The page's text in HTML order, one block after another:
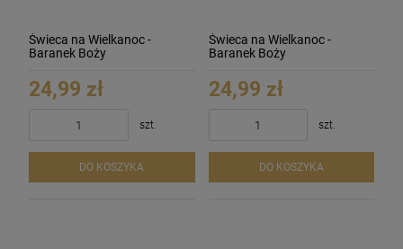
Świeca na Wielkanoc -
Baranek Boży
24,99 zł
szt.
DO KOSZYKA
Świeca na Wielkanoc -
Baranek Boży
24,99 zł
szt.
DO KOSZYKA